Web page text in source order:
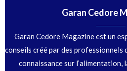
Garan Cedore
Garan Cedore Magazine est un
conseils créé par des
connaissance sur l’alimentation,